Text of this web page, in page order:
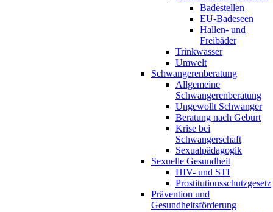
Badestellen
EU-Badeseen
Hallen- und
Freibäder
Trinkwasser
Umwelt
Schwangerenberatung
Allgemeine
Schwangerenberatung
Ungewollt Schwanger
Beratung nach Geburt
Krise bei
Schwangerschaft
Sexualpädagogik
Sexuelle Gesundheit
HIV- und STI
Prostitutionsschutzgesetz
Prävention und
Gesundheitsförderung